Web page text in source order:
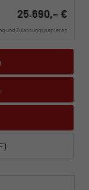
25.690,– €
und Zulassungspapieren